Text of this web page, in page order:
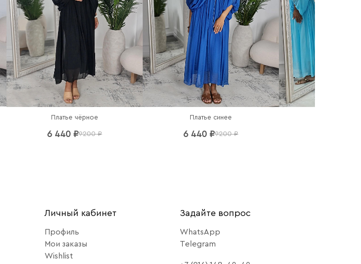
Платье чёрное
6 440 ₽9200 ₽
Платье синее
6 440 ₽9200 ₽
Личный кабинет
Профиль
Мои заказы
Wishlist
Задайте вопрос
WhatsApp
Telegram